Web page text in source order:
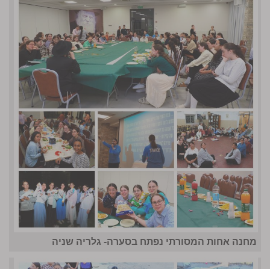
מחנה אחות המסורתי נפתח בסערה- גלריה שניה